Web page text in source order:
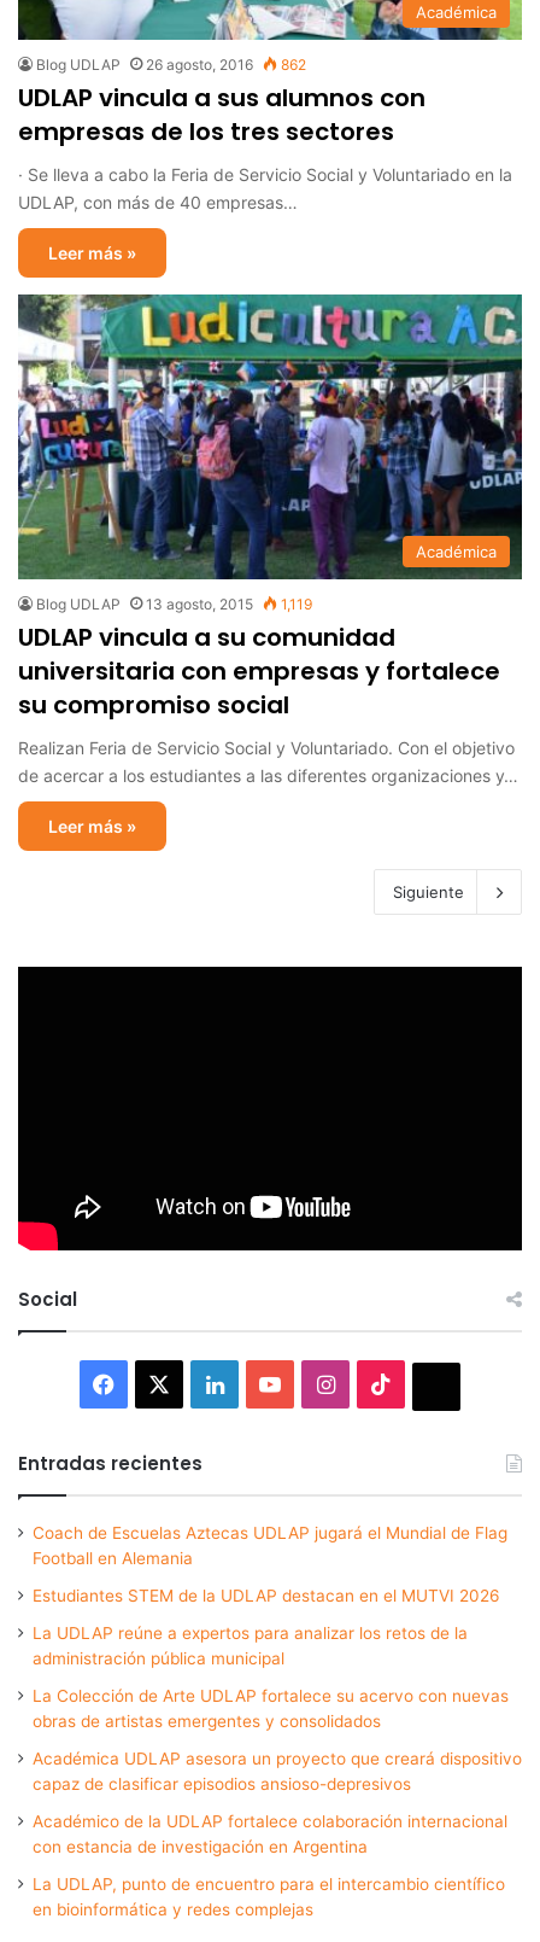
Académica
Blog UDLAP 26 agosto, 2016 862
UDLAP vincula a sus alumnos con
empresas de los tres sectores
· Se lleva a cabo la Feria de Servicio Social y Voluntariado en la
UDLAP, con más de 40 empresas…
Leer más »
Académica
Blog UDLAP 13 agosto, 2015 1,119
UDLAP vincula a su comunidad
universitaria con empresas y fortalece
su compromiso social
Realizan Feria de Servicio Social y Voluntariado. Con el objetivo
de acercar a los estudiantes a las diferentes organizaciones y…
Leer más »
Siguiente
Social
Facebook LinkedInYouTubeInstagram
Entradas recientes
Coach de Escuelas Aztecas UDLAP jugará el Mundial de Flag
Football en Alemania
Estudiantes STEM de la UDLAP destacan en el MUTVI 2026
La UDLAP reúne a expertos para analizar los retos de la
administración pública municipal
La Colección de Arte UDLAP fortalece su acervo con nuevas
obras de artistas emergentes y consolidados
Académica UDLAP asesora un proyecto que creará dispositivo
capaz de clasificar episodios ansioso-depresivos
Académico de la UDLAP fortalece colaboración internacional
con estancia de investigación en Argentina
La UDLAP, punto de encuentro para el intercambio científico
en bioinformática y redes complejas